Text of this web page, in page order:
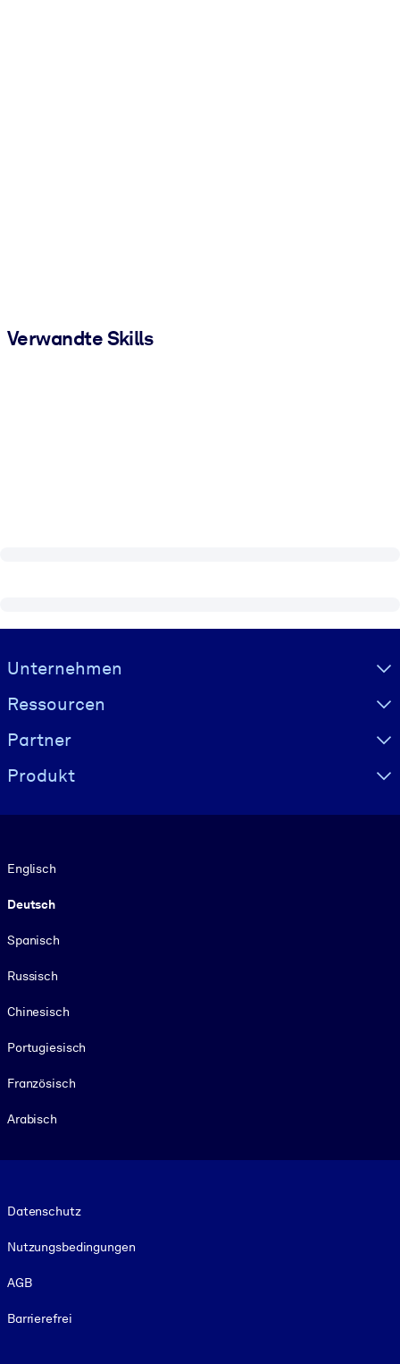
Verwandte Skills
Visually hidden Text
Unternehmen
Ressourcen
Partner
Produkt
Englisch
Deutsch
Spanisch
Russisch
Chinesisch
Portugiesisch
Französisch
Arabisch
Datenschutz
Nutzungsbedingungen
AGB
Barrierefrei